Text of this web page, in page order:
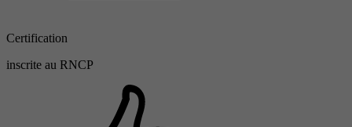
Certification
inscrite au RNCP